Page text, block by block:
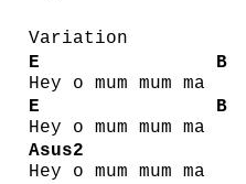
Variation
E
Hey o mum mum ma
B
E
Hey o mum mum ma
B
Asus2
Hey o mum mum ma